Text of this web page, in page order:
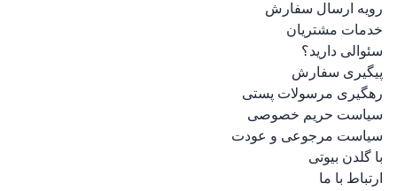
رویه ارسال سفارش
خدمات مشتریان
سئوالی دارید؟
پیگیری سفارش
رهگیری مرسولات پستی
سیاست حریم خصوصی
سیاست مرجوعی و عودت
با گلدن بیوتی
ارتباط با ما